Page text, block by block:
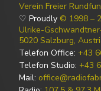
Verein Freier
♡ Proudly © 1998 –
Ulrike-
5020 Salzburg,
Telefon Office: +43
Telefon Studio: +43
Mail: